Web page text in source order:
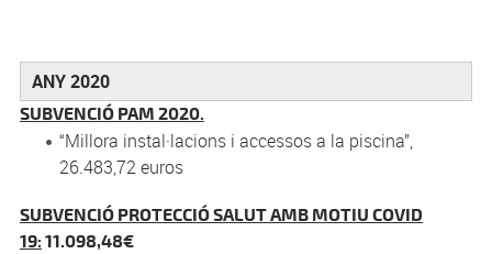
ANY 2020
SUBVENCIÓ PAM 2020.
“Millora instal·lacions i accessos a la piscina”,
26.483,72 euros
SUBVENCIÓ PROTECCIÓ SALUT AMB MOTIU COVID
19: 11.098,48€